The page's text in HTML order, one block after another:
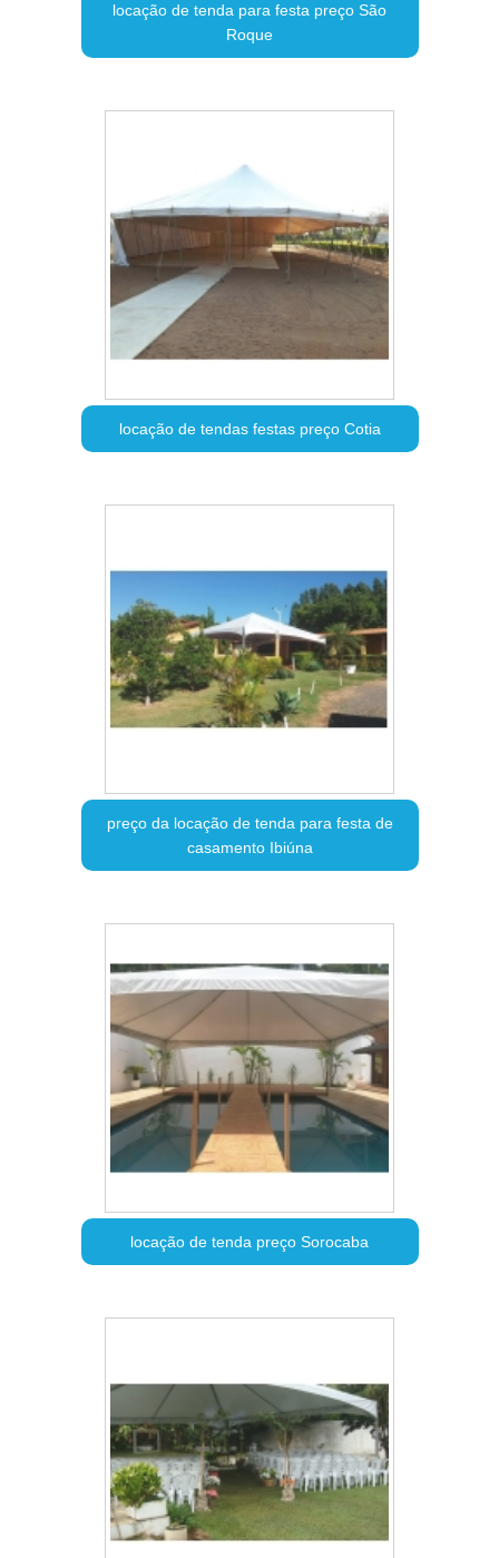
locação de tenda para festa preço São
Roque
locação de tendas festas preço Cotia
preço da locação de tenda para festa de
casamento Ibiúna
locação de tenda preço Sorocaba